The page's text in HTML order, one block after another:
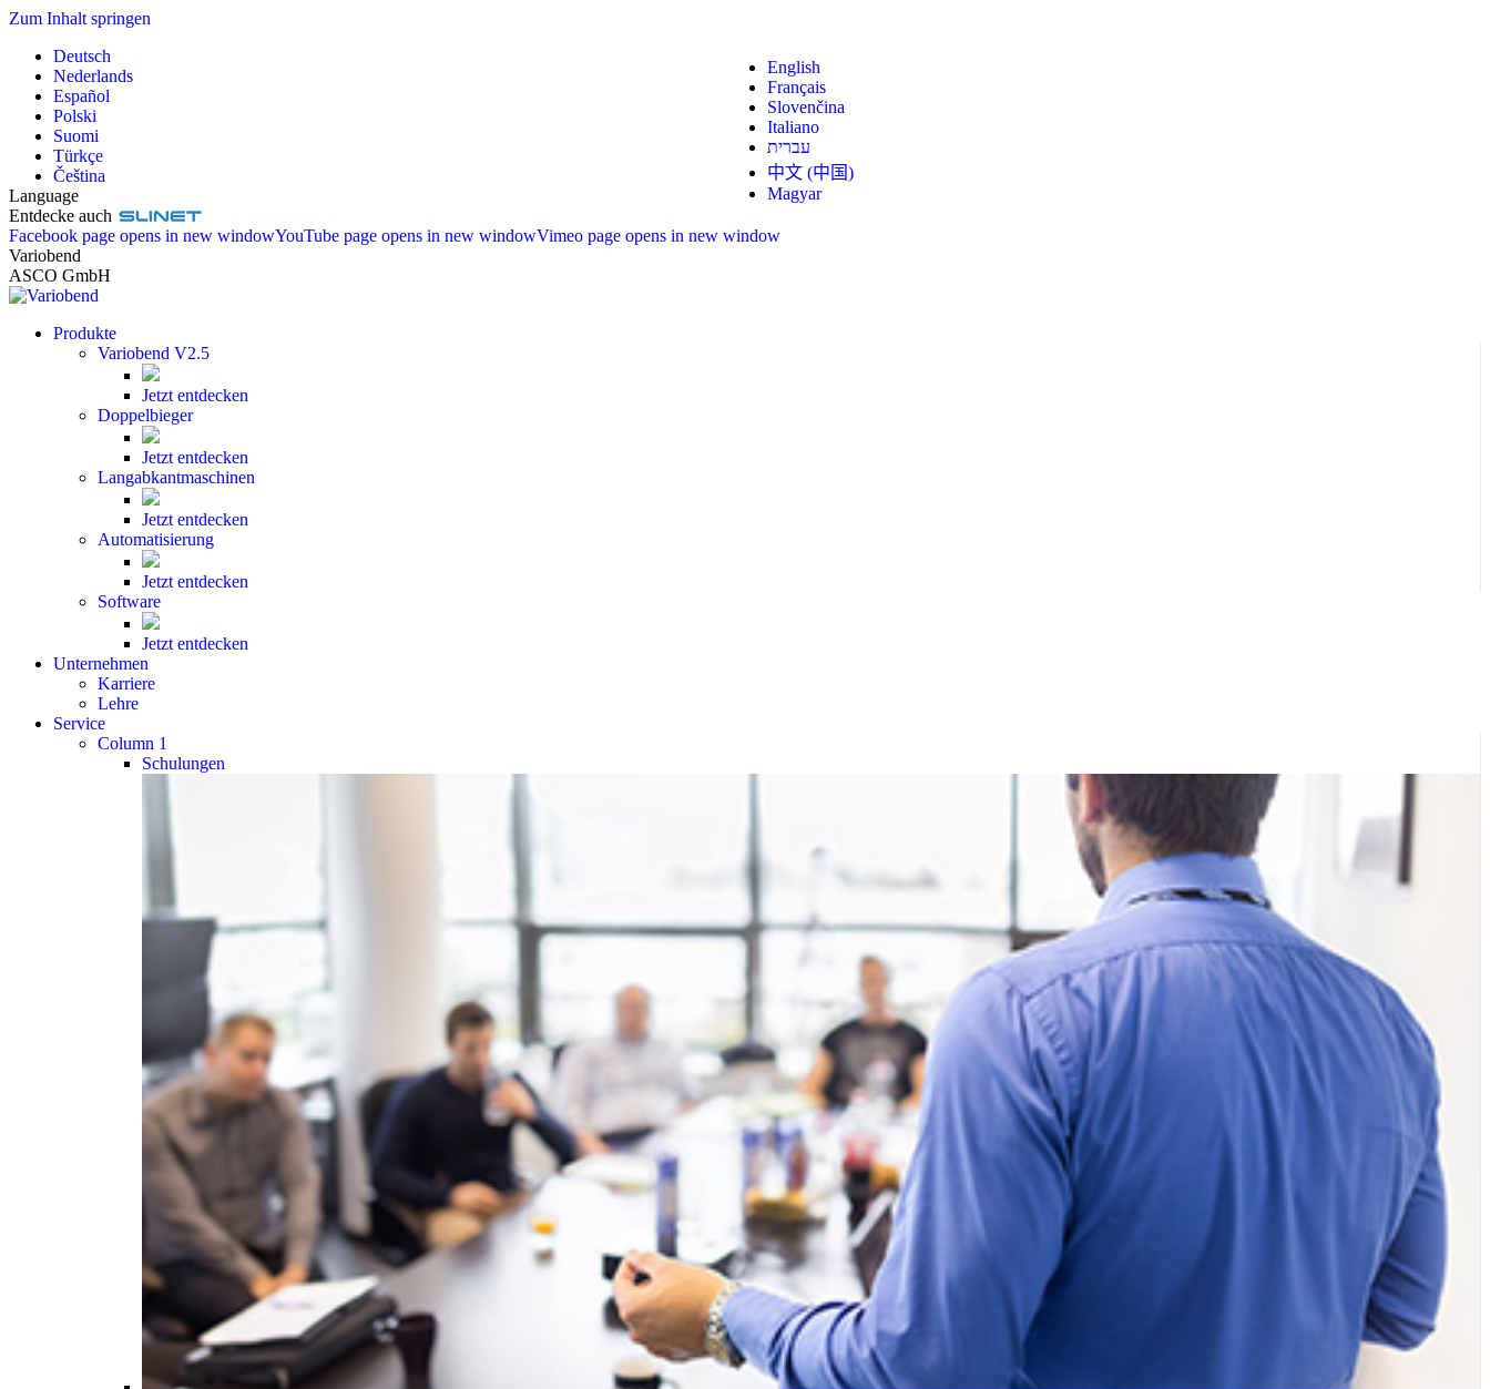
Zum Inhalt springen
Deutsch
English
Nederlands
Français
Español
Slovenčina
Polski
Italiano
Suomi
עברית
Türkçe
中文 (中国)
Čeština
Magyar
Language
Entdecke auch
Facebook page opens in new windowYouTube page opens in new windowVimeo page opens in new window
Variobend
ASCO GmbH
Produkte
Variobend V2.5
Jetzt entdecken
Doppelbieger
Jetzt entdecken
Langabkantmaschinen
Jetzt entdecken
Automatisierung
Jetzt entdecken
Software
Jetzt entdecken
Unternehmen
Karriere
Lehre
Service
Column 1
Schulungen